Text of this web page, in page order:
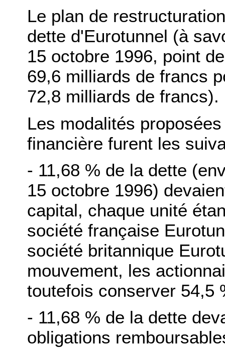
Le plan de
dette d'Eurotunnel (à
15 octobre 1996, point
69,6 milliards de francs
72,8 milliards de francs).
Les modalités
financière furent les
- 11,68 % de la dette
15 octobre 1996)
capital, chaque unité
société française
société britannique
mouvement, les
toutefois conserver 54,5
- 11,68 % de la dette
obligations